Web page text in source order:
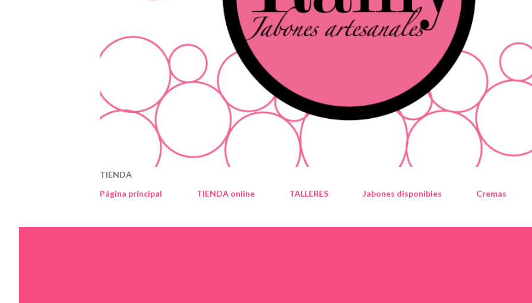
TIENDA
Página principal
TIENDA online TALLERES Jabones disponibles Cremas